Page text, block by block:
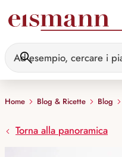
Home Blog & Ricette Blog
Torna alla panoramica